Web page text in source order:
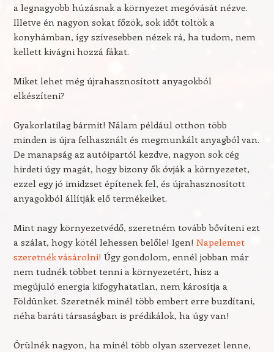
a legnagyobb húzásnak a környezet megóvását nézve.
Illetve én nagyon sokat főzök, sok időt töltök a
konyhámban, így szívesebben nézek rá, ha tudom, nem
kellett kivágni hozzá fákat.
Miket lehet még újrahasznosított anyagokból
elkészíteni?
Gyakorlatilag bármit! Nálam például otthon több
minden is újra felhasznált és megmunkált anyagból van.
De manapság az autóipartól kezdve, nagyon sok cég
hirdeti úgy magát, hogy bizony ők óvják a környezetet,
ezzel egy jó imidzset építenek fel, és újrahasznosított
anyagokból állítják elő termékeiket.
Mint nagy környezetvédő, szeretném tovább bővíteni ezt
a szálat, hogy kötél lehessen belőle! Igen! Napelemet
szeretnék vásárolni! Úgy gondolom, ennél jobban már
nem tudnék többet tenni a környezetért, hisz a
megújuló energia kifogyhatatlan, nem károsítja a
Földünket. Szeretnék minél több embert erre buzdítani,
néha baráti társaságban is prédikálok, ha úgy van!
Örülnék nagyon, ha minél több olyan szervezet lenne,